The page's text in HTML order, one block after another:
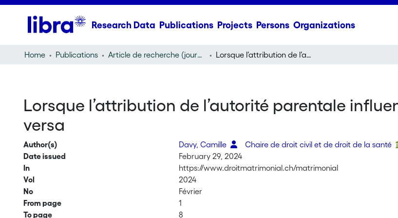
Research Data Publications Projects Persons Organizations
Home Publications Article de recherche (journal article) Lorsque l’attribution de l’autorité parentale influence la garde partagée et vice versa
Lorsque l’attribution de l’autorité parentale
versa
Author(s) Davy, Camille
Chaire de droit civil et de droit de la santé
Date issued
February 29, 2024
In
https://www.droitmatrimonial.ch/matrimonial
Vol
2024
No
Février
From page
1
To page
8